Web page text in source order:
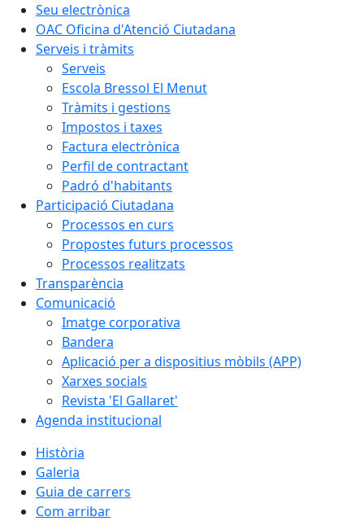
Seu electrònica
OAC Oficina d'Atenció Ciutadana
Serveis i tràmits
Serveis
Escola Bressol El Menut
Tràmits i gestions
Impostos i taxes
Factura electrònica
Perfil de contractant
Padró d'habitants
Participació Ciutadana
Processos en curs
Propostes futurs processos
Processos realitzats
Transparència
Comunicació
Imatge corporativa
Bandera
Aplicació per a dispositius mòbils (APP)
Xarxes socials
Revista 'El Gallaret'
Agenda institucional
Història
Galeria
Guia de carrers
Com arribar